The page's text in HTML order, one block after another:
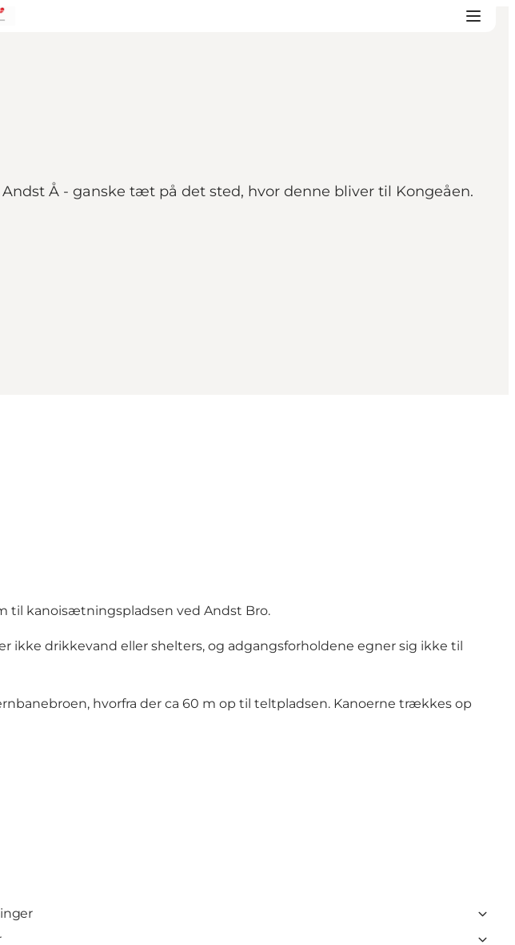
Å - ganske tæt på det sted, hvor denne bliver til Kongeåen.
til kanoisætningspladsen ved Andst Bro.
drikkevand eller shelters, og adgangsforholdene egner sig ikke til
hvorfra der ca 60 m op til teltpladsen. Kanoerne trækkes op